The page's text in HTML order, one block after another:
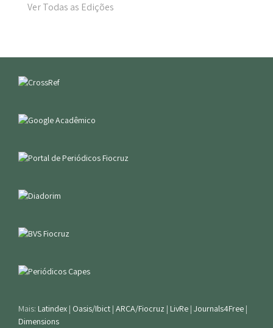
Ver Todas as Edições
Mais: Latindex | Oasis/Ibict | ARCA/Fiocruz | LivRe | Journals4Free |
Dimensions